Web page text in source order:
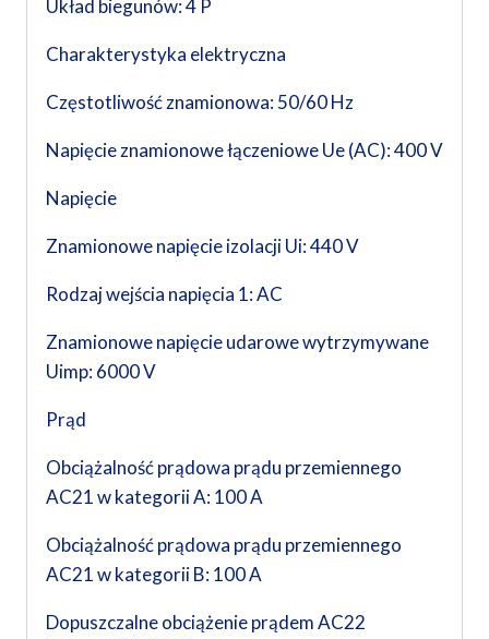
Układ biegunów: 4 P
Charakterystyka elektryczna
Częstotliwość znamionowa: 50/60 Hz
Napięcie znamionowe łączeniowe Ue (AC): 400 V
Napięcie
Znamionowe napięcie izolacji Ui: 440 V
Rodzaj wejścia napięcia 1: AC
Znamionowe napięcie udarowe wytrzymywane
Uimp: 6000 V
Prąd
Obciążalność prądowa prądu przemiennego
AC21 w kategorii A: 100 A
Obciążalność prądowa prądu przemiennego
AC21 w kategorii B: 100 A
Dopuszczalne obciążenie prądem AC22